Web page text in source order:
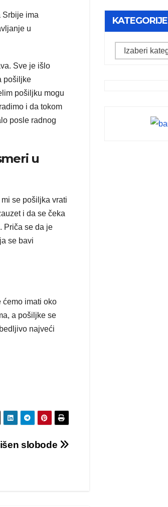
Srbije ima
u
Sve je išlo
pošiljke
pošiljku mogu
i da tokom
posle radnog
u
se pošiljka vrati
i da se čeka
Priča se da je
se bavi
ćemo imati oko
a pošiljke se
najveći
slobode
KATEGORIJE
Kategorije